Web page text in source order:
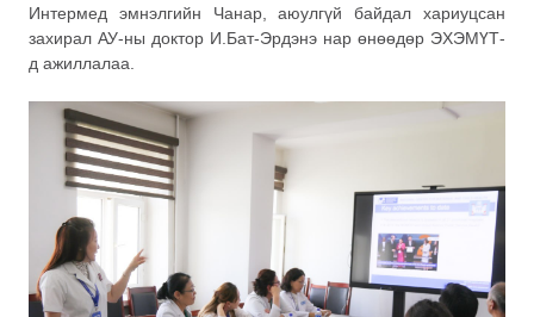
Интермед эмнэлгийн Чанар, аюулгүй байдал хариуцсан
захирал АУ-ны доктор И.Бат-Эрдэнэ нар өнөөдөр ЭХЭМҮТ-
д ажиллалаа.